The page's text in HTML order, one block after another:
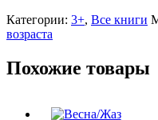
Категории: 3+, Все книги
возраста
Похожие товары